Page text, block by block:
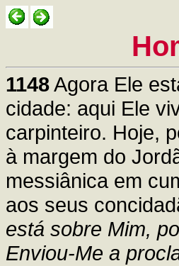
1148Agora Ele
cidade: aqui Ele
carpinteiro. Hoje,
à margem do
messiânica em
aos seus
está sobre Mim,
Enviou-Me a